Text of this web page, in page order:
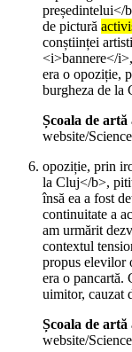
președintelui</
de pictură
conștiinței
<i>bannere</
era o opoziție,
burgheza de la
Școala de artă
website/
opoziție, prin
la Cluj</b>,
însă ea a fost
continuitate a
am urmărit
contextul
propus elevilor
era o pancartă.
uimitor, cauzat
Școala de artă
website/